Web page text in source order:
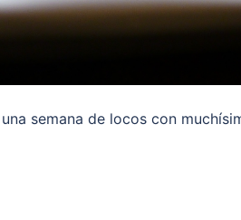
semana de locos con